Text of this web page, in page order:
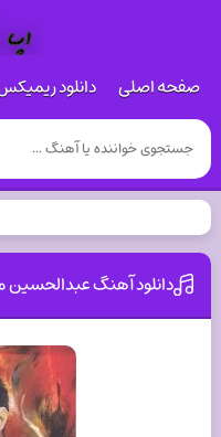
صفحه اصلی دانلود
دانلود آهنگ عبدالحسین